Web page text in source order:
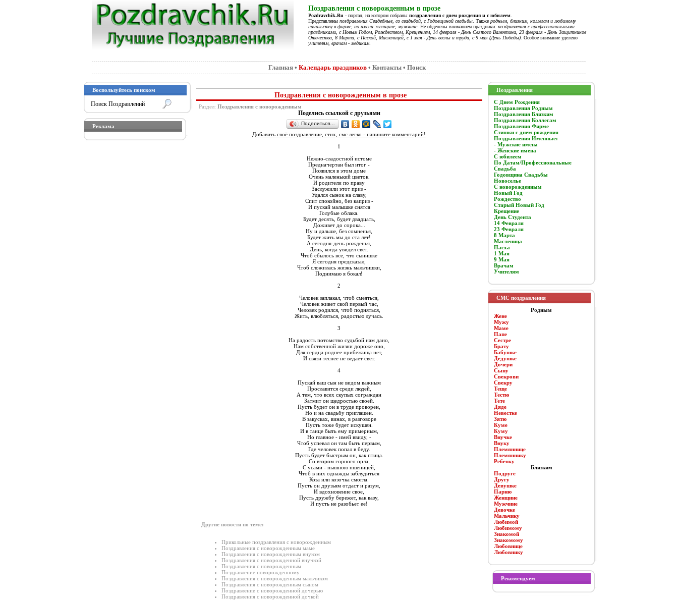
Поздравления с новорожденным в прозе
Pozdravchik.Ru - портал, на котором собраны поздравления с днем рождения и с юбилеем
Представлены поздравления Свадебные, со свадьбой, с Годовщиной свадьбы . Также родным, близким, коллегам и любимому
начальству в фирме, по имени женщине, мужчине. Не обделены вниманием праздники: поздравления с профессиональными
праздниками, с Новым Годом, Рождеством, Крещением, 14 февраля - День Святого Валентина, 23 февраля - День Защитников
Отечества, 8 Марта, с Пасхой, Масленицей, с 1 мая - День весны и труда, с 9 мая (День Победы). Особое внимание уделено
учителям, врачам - медикам
Главная • Календарь праздников • Контакты • Поиск
Воспользуйтесь поиском
Реклама
Поздравления с новорожденным в прозе
Раздел: Поздравления с новорожденным
Поделись ссылкой с друзьями
Поделиться…
Добавить своё поздравление, стих, смс легко - напишите комментарий!
1
Нежно-сладостной истоме
Предначертан был итог -
Появился в этом доме
Очень маленький цветок.
И родители по праву
Заслужили этот приз -
Удался сынок на славу,
Спит спокойно, без каприз -
И пускай малышке снятся
Голубые облака.
Будет десять, будет двадцать,
Доживет до сорока...
Ну и дальше, без сомненья,
Будет жить мы до ста лет!
А сегодня-день рожденья,
День, когда увидел свет.
Чтоб сбылось все, что сынишке
Я сегодня предсказал,
Чтоб сложилась жизнь мальчишки,
Поднимаю я бокал!
2
Человек заплакал, чтоб смеяться,
Человек живет свой первый час,
Человек родился, чтоб подняться,
Жить, влюбляться, радостью лучась.
3
На радость потомство судьбой нам дано,
Нам собственной жизни дороже оно,
Для сердца роднее прибежища нет,
И связи теснее не ведает свет.
4
Пускай ваш сын не видом важным
Прославится среди людей,
А тем, что всех скупых сограждан
Затмит он щедростью своей.
Пусть будет он в труде проворен,
Но и на свадьбу приглашен.
В закусках, винах, в разговоре
Пусть тоже будет искушен.
И в танце быть ему примерным,
Но главное - имей ввиду, -
Чтоб успевал он там быть первым,
Где человек попал в беду.
Пусть будет быстрым он, как птица.
Со взором горного орла,
С усами - пышною пшеницей,
Чтоб в них однажды заблудиться
Коза или козочка смогла.
Пусть он друзьям отдаст и разум,
И вдохновение свое,
Пусть дружбу бережет, как вазу,
И пусть не разобьет ее!
Другие новости по теме:
Прикольные поздравления с новорожденным
Поздравления с новорожденным маме
Поздравления с новорожденным внуком
Поздравления с новорожденной внучкой
Поздравления с новорожденным
Поздравление новорожденному
Поздравления с новорожденным мальчиком
Поздравления с новорожденным сыном
Поздравление с новорожденной дочерью
Поздравления с новорожденной дочкой
Поздравления
C Днем Рождения
Поздравления Родным
Поздравления Близким
Поздравления Коллегам
Поздравления Фирме
Стишки с днем рождения
Поздравления Именные:
- Мужские имена
- Женские имена
С юбилеем
По Датам/Профессиональные
Свадьба
Годовщина Свадьбы
Новоселье
С новорожденным
Новый Год
Рождество
Старый Новый Год
Крещение
День Студента
14 Февраля
23 Февраля
8 Марта
Масленица
Пасха
1 Мая
9 Мая
Врачам
Учителям
СМС поздравления
Родным
Жене
Мужу
Маме
Папе
Сестре
Брату
Бабушке
Дедушке
Дочери
Сыну
Свекрови
Свекру
Теще
Тестю
Тете
Дяде
Невестке
Зятю
Куме
Куму
Внучке
Внуку
Племяннице
Племяннику
Ребенку
Близким
Подруге
Другу
Девушке
Парню
Женщине
Мужчине
Девочке
Мальчику
Любимой
Любимому
Знакомой
Знакомому
Любовнице
Любовнику
Рекомендуем